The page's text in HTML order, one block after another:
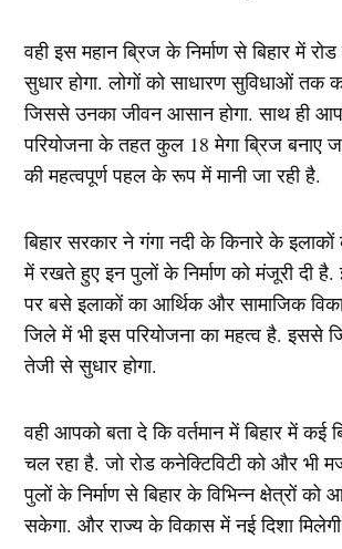
वही इस महान ब्रिज के निर्माण से बिहार में
सुधार होगा. लोगों को साधारण सुविधाओं तक
जिससे उनका जीवन आसान होगा. साथ ही
परियोजना के तहत कुल 18 मेगा ब्रिज बनाए
की महत्वपूर्ण पहल के रूप में मानी जा रही है.
बिहार सरकार ने गंगा नदी के किनारे के
में रखते हुए इन पुलों के निर्माण को मंजूरी दी
पर बसे इलाकों का आर्थिक और सामाजिक
जिले में भी इस परियोजना का महत्व है. इससे
तेजी से सुधार होगा.
वही आपको बता दे कि वर्तमान में बिहार में कई
चल रहा है. जो रोड कनेक्टिविटी को और भी
पुलों के निर्माण से बिहार के विभिन्न क्षेत्रों
सकेगा. और राज्य के विकास में नई दिशा